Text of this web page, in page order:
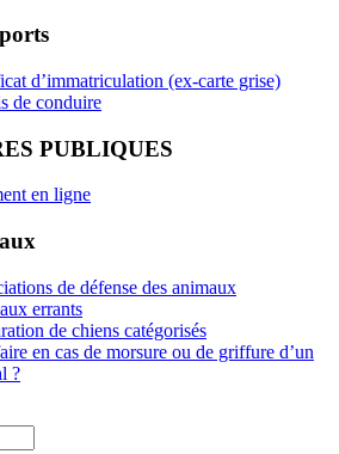
d’immatriculation (ex-carte grise)
de conduire
PUBLIQUES
en ligne
de défense des animaux
errants
de chiens catégorisés
en cas de morsure ou de griffure d’un
?